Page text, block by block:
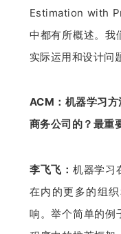
Estimation with
中都有所概述。我
实际运用和设计问
ACM：机器学习
商务公司的？最重
李飞飞： 机器学习
在内的更多的组
响。举个简单的例